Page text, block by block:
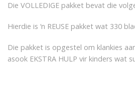
Die VOLLEDIGE pakket bevat die
Hierdie is ‘n REUSE pakket wat 330
Die pakket is opgestel om klankies
asook EKSTRA HULP vir kinders wat